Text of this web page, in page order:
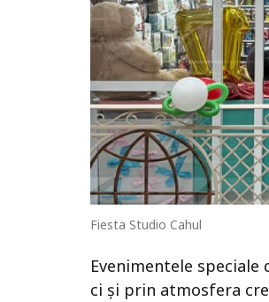
Fiesta Studio Cahul
Evenimentele
ci și prin atmosfera